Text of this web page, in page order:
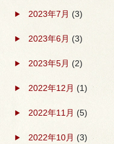
2023年7月 (3)
2023年6月 (3)
2023年5月 (2)
2022年12月 (1)
2022年11月 (5)
2022年10月 (3)